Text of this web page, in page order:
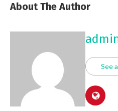
About The Author
See